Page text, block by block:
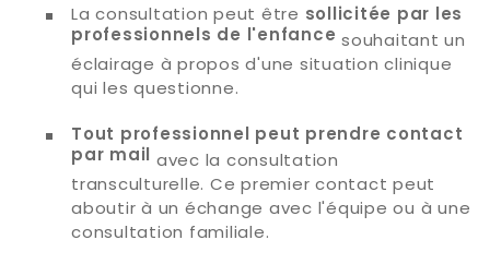
La consultation peut être sollicitée par les
professionnels de l'enfance souhaitant un
éclairage à propos d'une situation clinique
qui les questionne.
Tout professionnel peut prendre contact
par mail avec la consultation
transculturelle. Ce premier contact peut
aboutir à un échange avec l'équipe ou à une
consultation familiale.